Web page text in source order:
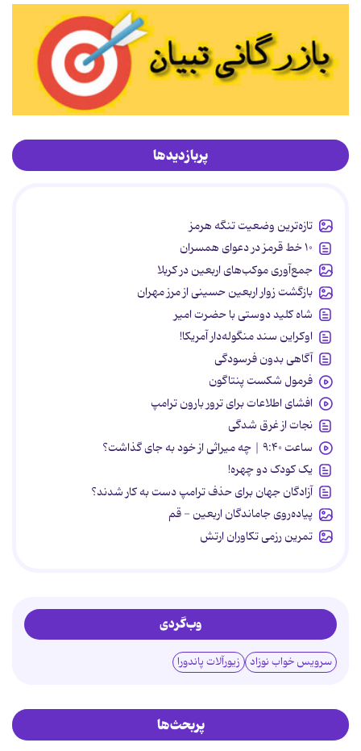
پربازدیدها
تازه‌ترین وضعیت تنگه هرمز
۱۰ خط قرمز در دعوای همسران
جمع‌آوری موکب‌های اربعین در کربلا
بازگشت زوار اربعین حسینی از مرز مهران
شاه کلید دوستی با حضرت امیر
اوکراین سند منگوله‌دار آمریکا!
آگاهی بدون فرسودگی
فرمول شکست پنتاگون
افشای اطلاعات برای ترور بارون ترامپ
نجات از غرق شدگی
ساعت ۹:۴۰ | چه میراثی از خود به جای گذاشت؟
یک کودک دو چهره!
آزادگان جهان برای حذف ترامپ دست به کار شدند؟
پیاده‌روی جاماندگان اربعین - قم
تمرین رزمی تکاوران ارتش
وب‌گردی
سرویس خواب نوزاد زیورآلات پاندورا
پربحث‌ها